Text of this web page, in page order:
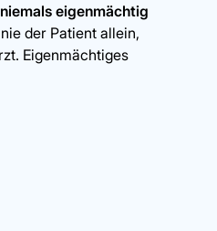
eigenmächtig
der Patient allein,
Eigenmächtiges